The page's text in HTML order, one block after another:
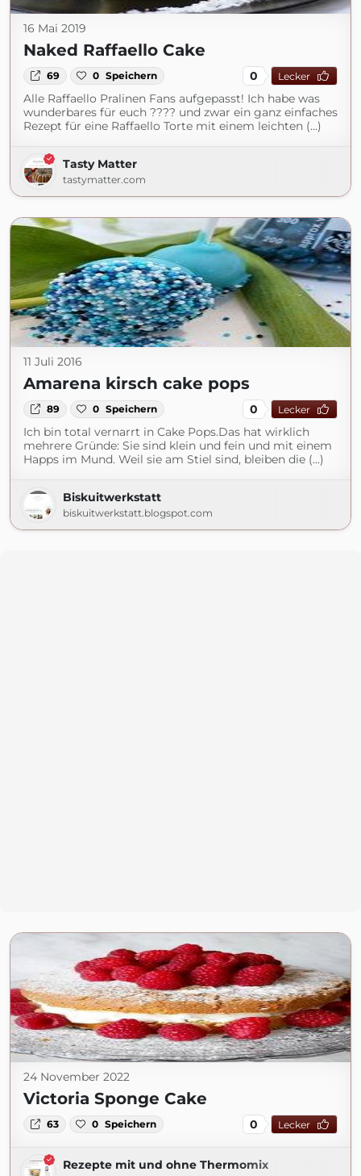
16 Mai 2019
Naked Raffaello Cake
69 0 Speichern 0 Lecker
Alle Raffaello Pralinen Fans aufgepasst! Ich habe was
wunderbares für euch ???? und zwar ein ganz einfaches
Rezept für eine Raffaello Torte mit einem leichten (...)
Tasty Matter
tastymatter.com
11 Juli 2016
Amarena kirsch cake pops
89 0 Speichern 0 Lecker
Ich bin total vernarrt in Cake Pops.Das hat wirklich
mehrere Gründe: Sie sind klein und fein und mit einem
Happs im Mund. Weil sie am Stiel sind, bleiben die (...)
Biskuitwerkstatt
biskuitwerkstatt.blogspot.com
24 November 2022
Victoria Sponge Cake
63 0 Speichern 0 Lecker
Rezepte mit und ohne Thermomix